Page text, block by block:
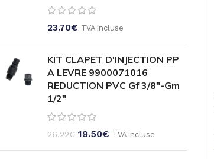
23.70€ TVA incluse
KIT CLAPET D'INJECTION PP
A LEVRE 9900071016
REDUCTION PVC Gf 3/8"-Gm
1/2"
26.22€ 19.50€ TVA incluse